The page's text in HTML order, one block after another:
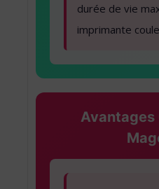
durée de vie
imprimante
Avantages